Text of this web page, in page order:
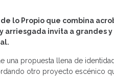
lo Propio que combina
invita a grandes
una propuesta llena de
otro proyecto escénico